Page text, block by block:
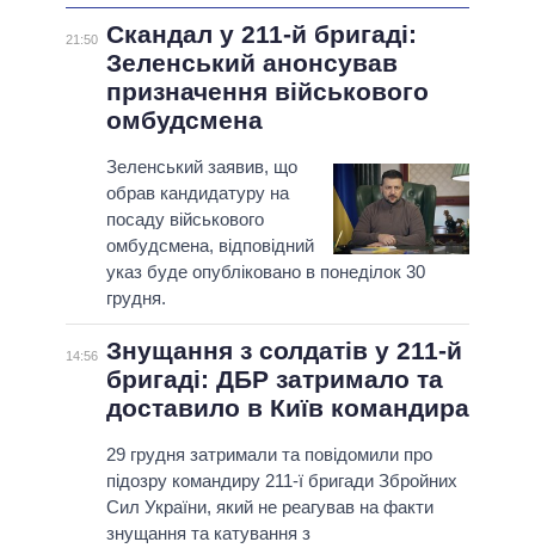
21:50 Скандал у 211-й бригаді:
Зеленський анонсував
призначення військового
омбудсмена
Зеленський заявив, що
обрав кандидатуру на
посаду військового
омбудсмена, відповідний
указ буде опубліковано в понеділок 30
грудня.
14:56 Знущання з солдатів у 211-й
бригаді: ДБР затримало та
доставило в Київ командира
29 грудня затримали та повідомили про
підозру командиру 211-ї бригади Збройних
Сил України, який не реагував на факти
знущання та катування з